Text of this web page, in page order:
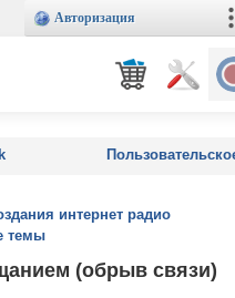
Авторизация
интернет радио
темы
(обрыв связи)